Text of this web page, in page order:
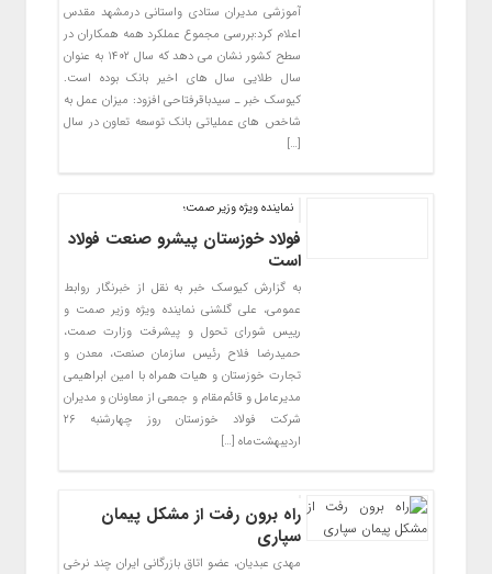
آموزشی مدیران ستادی واستانی درمشهد مقدس
اعلام کرد:بررسی مجموع عملکرد همه همکاران در
سطح کشور نشان می دهد که سال ۱۴۰۲ به عنوان
سال طلایی سال های اخیر بانک بوده است.
کیوسک خبر ـ سیدباقرفتاحی افزود: میزان عمل به
شاخص های عملیاتی بانک توسعه تعاون در سال
[…]
نماینده ویژه وزیر صمت؛
فولاد خوزستان پیشرو صنعت فولاد
است
به گزارش کیوسک خبر به نقل از خبرنگار روابط
عمومی، علی گلشنی نماینده ویژه وزیر صمت و
رییس شورای تحول و پیشرفت وزارت صمت،
حمیدرضا فلاح رئیس سازمان صنعت، معدن و
تجارت خوزستان و هیات همراه با امین ابراهیمی
مدیرعامل و قائم‌مقام و جمعی از معاونان و مدیران
شرکت فولاد خوزستان روز چهارشنبه ۲۶
اردیبهشت‌ماه […]
راه برون رفت از مشکل پیمان
سپاری
مهدی عبدیان، عضو اتاق بازرگانی ایران چند نرخی